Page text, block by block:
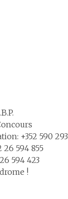
+352 590 293
594 855
594 423
!